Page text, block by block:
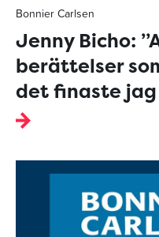
Bonnier Carlsen
Jenny Bicho:
berättelser
det finaste jag